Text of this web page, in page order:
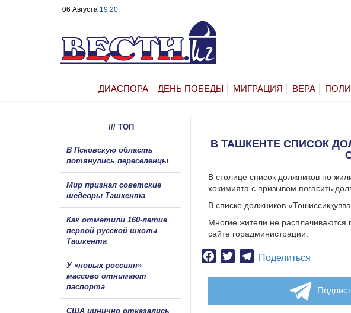
06 Августа 19:20
ДИАСПОРА ДЕНЬ ПОБЕДЫ МИГРАЦИЯ ВЕРА
В ТАШКЕНТЕ СПИСОК
В столице список должников по
хокимията с призывом погасить
В списке должников
Многие жители не расплачиваются
сайте горадминистрации.
Facebook
TwitterTelegram
Поделиться
/// ТОП
В Псковскую область
потянулись переселенцы
Мир признал советские
шедевры Ташкента
Как отметили 160-летие
первой русской школы
Ташкента
У «новых россиян»
массово отнимают
паспорта
США цинично отказались